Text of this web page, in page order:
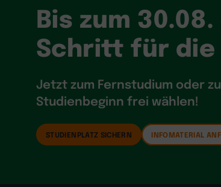
Bis zum
Schritt für die
Jetzt zum Fernstudium oder
Studienbeginn frei wählen!
STUDIENPLATZ SICHERN INFOMATERIAL